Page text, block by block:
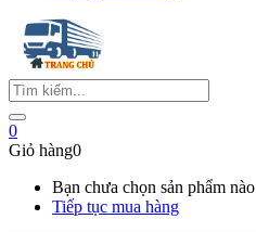
0
Giỏ hàng0
Bạn chưa chọn sản phẩm nào
Tiếp tục mua hàng